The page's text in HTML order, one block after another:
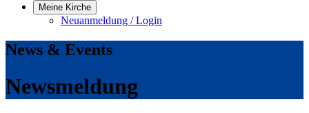
Meine Kirche
Neuanmeldung / Login
News & Events
Newsmeldung